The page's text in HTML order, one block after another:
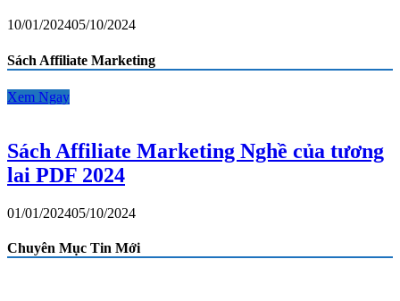
10/01/202405/10/2024
Sách Affiliate Marketing
Xem Ngay
Sách Affiliate Marketing Nghề của tương
lai PDF 2024
01/01/202405/10/2024
Chuyên Mục Tin Mới